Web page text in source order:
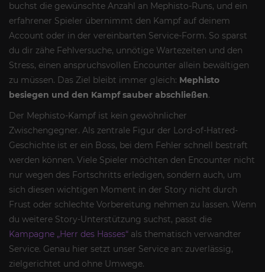
buchst die gewünschte Anzahl an Mephisto-Runs, und ein
erfahrener Spieler übernimmt den Kampf auf deinem
Account oder in der vereinbarten Service-Form. So sparst
du dir zähe Fehlversuche, unnötige Wartezeiten und den
Stress, einen anspruchsvollen Encounter allein bewältigen
zu müssen. Das Ziel bleibt immer gleich: Mephisto
besiegen und den Kampf sauber abschließen.
Der Mephisto-Kampf ist kein gewöhnlicher
Zwischengegner. Als zentrale Figur der Lord-of-Hatred-
Geschichte ist er ein Boss, bei dem Fehler schnell bestraft
werden können. Viele Spieler möchten den Encounter nicht
nur wegen des Fortschritts erledigen, sondern auch, um
sich diesen wichtigen Moment in der Story nicht durch
Frust oder schlechte Vorbereitung nehmen zu lassen. Wenn
du weitere Story-Unterstützung suchst, passt die
Kampagne „Herr des Hasses“ als thematisch verwandter
Service. Genau hier setzt unser Service an: zuverlässig,
zielgerichtet und ohne Umwege.